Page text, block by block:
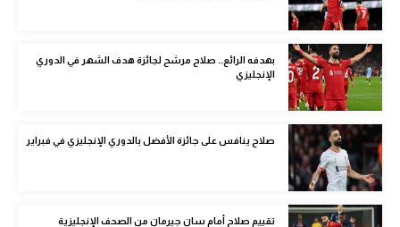
رياضة نسائية
آسيا
أمريكا
ركن الألعاب
أقسام خاصة
Gamers
بهدفه الرائع.. صلاح مرشح لجائزة هدف الشهر في الدوري
الإنجليزي
صلاح ينافس على جائزة الأفضل بالدوري الإنجليزي في فبراير
تقييم صلاح أمام سان جيرمان من الصحف الإنجليزية